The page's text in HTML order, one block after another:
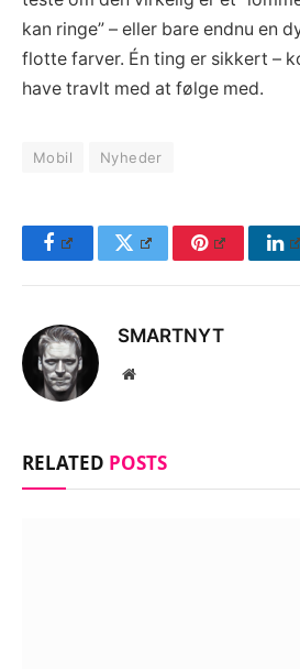
kan ringe” – eller bare endnu en
flotte farver. Én ting er sikkert –
have travlt med at følge med.
Mobil Nyheder
FacebookTwitter Pinterest
SMARTNYT
Website
RELATED POSTS